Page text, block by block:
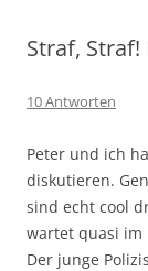
Straf,
10 Antworten
Peter und ich
diskutieren.
sind echt cool
wartet quasi im
Der junge